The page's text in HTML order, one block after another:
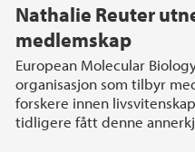
Nathalie Reuter
medlemskap
European Molecular Biology Organization (EMBO) er en
organisasjon som tilbyr
forskere innen
tidligere fått denne